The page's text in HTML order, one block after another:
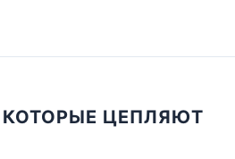
ЦЕПЛЯЮТ